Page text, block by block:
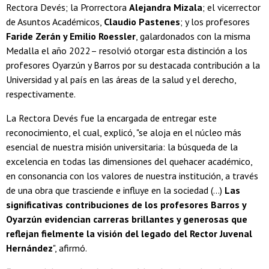
Rectora Devés; la Prorrectora Alejandra Mizala; el vicerrector
de Asuntos Académicos, Claudio Pastenes; y los profesores
Faride Zerán y Emilio Roessler, galardonados con la misma
Medalla el año 2022– resolvió otorgar esta distinción a los
profesores Oyarzún y Barros por su destacada contribución a la
Universidad y al país en las áreas de la salud y el derecho,
respectivamente.
La Rectora Devés fue la encargada de entregar este
reconocimiento, el cual, explicó, "se aloja en el núcleo más
esencial de nuestra misión universitaria: la búsqueda de la
excelencia en todas las dimensiones del quehacer académico,
en consonancia con los valores de nuestra institución, a través
de una obra que trasciende e influye en la sociedad (...) Las
significativas contribuciones de los profesores Barros y
Oyarzún evidencian carreras brillantes y generosas que
reflejan fielmente la visión del legado del Rector Juvenal
Hernández", afirmó.